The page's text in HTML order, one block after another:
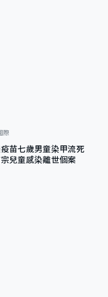
際
苗七歲男童染甲流死
兒童感染離世個案